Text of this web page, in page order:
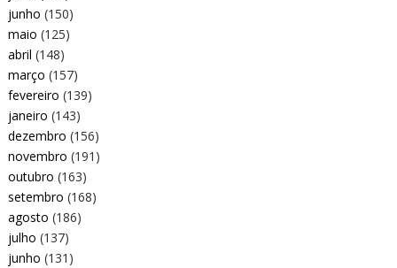
junho (150)
maio (125)
abril (148)
março (157)
fevereiro (139)
janeiro (143)
dezembro (156)
novembro (191)
outubro (163)
setembro (168)
agosto (186)
julho (137)
junho (131)